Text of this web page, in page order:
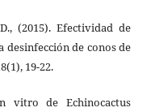
(2015). Efectividad de
de conos de
19-22.
vitro de Echinocactus